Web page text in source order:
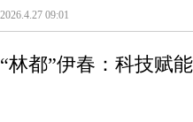
2026.4.27 09:01
“林都”伊春：科技赋